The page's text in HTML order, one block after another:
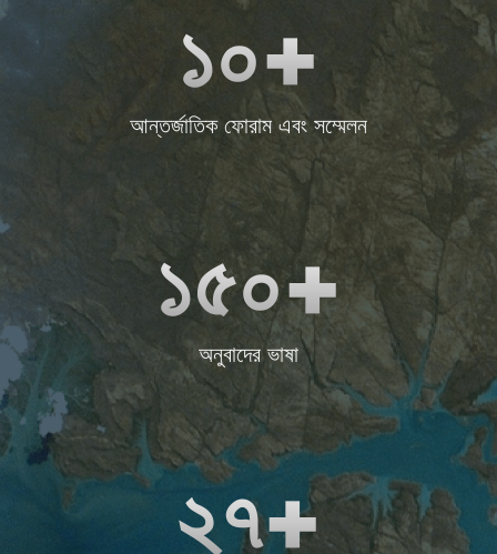
১০+
আন্তর্জাতিক ফোরাম এবং সম্মেলন
১৫০+
অনুবাদের ভাষা
২৭+